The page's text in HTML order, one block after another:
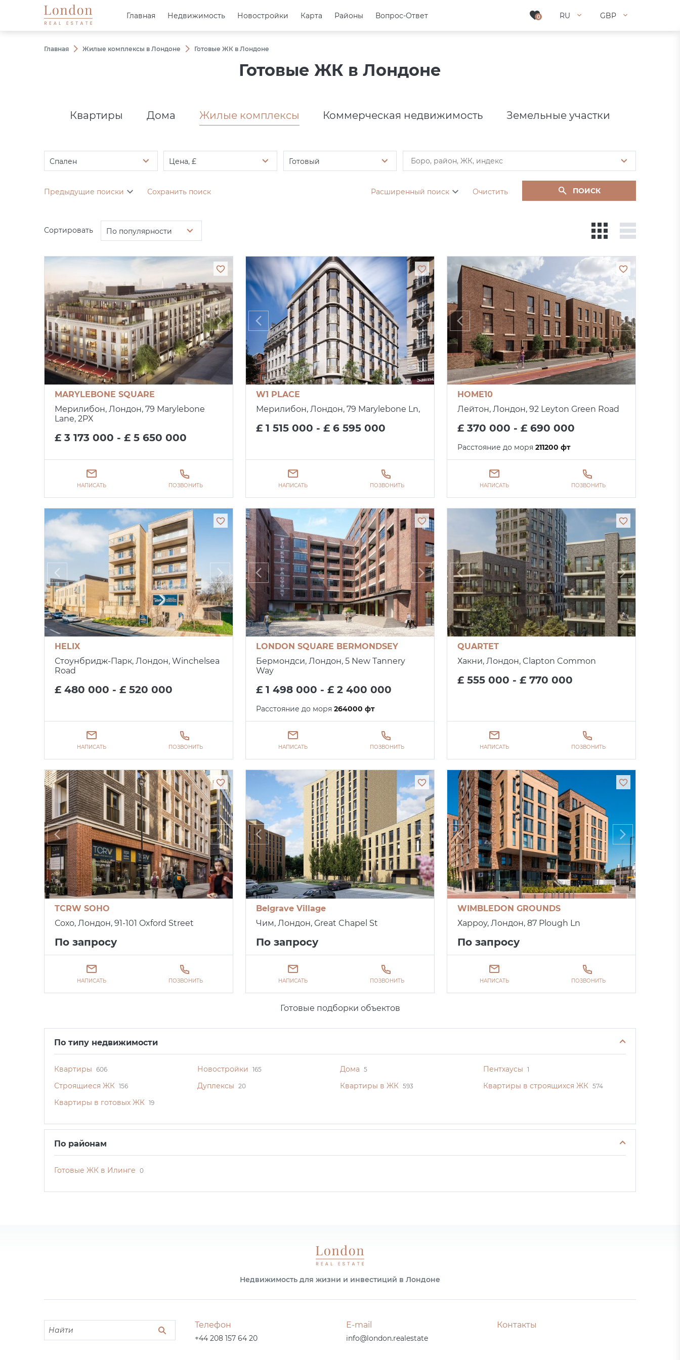
0 RU GBP
Главная Недвижимость Новостройки Карта Районы Вопрос-Ответ 0 RU GBP
Главная Недвижимость Новостройки Карта Районы Вопрос-Ответ
Главная Жилые комплексы в Лондоне Готовые ЖК в Лондоне
Готовые ЖК в Лондоне
Квартиры Дома Жилые комплексы Коммерческая недвижимость Земельные участки
Спален Цена, £ Готовый
Предыдущие поиски Сохранить поиск Расширенный поиск Очистить ПОИСК
Сортировать По популярности
MARYLEBONE SQUARE
Мерилибон, Лондон, 79 Marylebone
Lane, 2PX
£ 3 173 000 - £ 5 650 000
НАПИСАТЬ ПОЗВОНИТЬ
W1 PLACE
Мерилибон, Лондон, 79 Marylebone Ln,
£ 1 515 000 - £ 6 595 000
НАПИСАТЬ ПОЗВОНИТЬ
HOME10
Лейтон, Лондон, 92 Leyton Green Road
£ 370 000 - £ 690 000
Расстояние до моря 211200 фт
НАПИСАТЬ ПОЗВОНИТЬ
HELIX
Стоунбридж-Парк, Лондон, Winchelsea
Road
£ 480 000 - £ 520 000
НАПИСАТЬ ПОЗВОНИТЬ
LONDON SQUARE BERMONDSEY
Бермондси, Лондон, 5 New Tannery
Way
£ 1 498 000 - £ 2 400 000
Расстояние до моря 264000 фт
НАПИСАТЬ ПОЗВОНИТЬ
QUARTET
Хакни, Лондон, Clapton Common
£ 555 000 - £ 770 000
НАПИСАТЬ ПОЗВОНИТЬ
TCRW SOHO
Сохо, Лондон, 91-101 Oxford Street
По запросу
НАПИСАТЬ ПОЗВОНИТЬ
Belgrave Village
Чим, Лондон, Great Chapel St
По запросу
НАПИСАТЬ ПОЗВОНИТЬ
WIMBLEDON GROUNDS
Харроу, Лондон, 87 Plough Ln
По запросу
НАПИСАТЬ ПОЗВОНИТЬ
Готовые подборки объектов
По типу недвижимости
Квартиры 606 Новостройки 165 Дома 5 Пентхаусы 1
Строящиеся ЖК 156 Дуплексы 20 Квартиры в ЖК 593 Квартиры в строящихся ЖК 574
Квартиры в готовых ЖК 19
По районам
Готовые ЖК в Илинге 0
Недвижимость для жизни и инвестиций в Лондоне
Телефон
+44 208 157 64 20
E-mail
info@london.realestate
Контакты